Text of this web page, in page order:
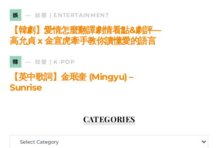
娛 娛樂 | ENTERTAINMENT
【韓劇】愛情怎麼翻譯劇情看點&劇評—
高允貞 x 金宣虎牽手教你讀懂愛的語言
韓 韓樂 | K-POP
【英中歌詞】金珉奎 (Mingyu) –
Sunrise
CATEGORIES